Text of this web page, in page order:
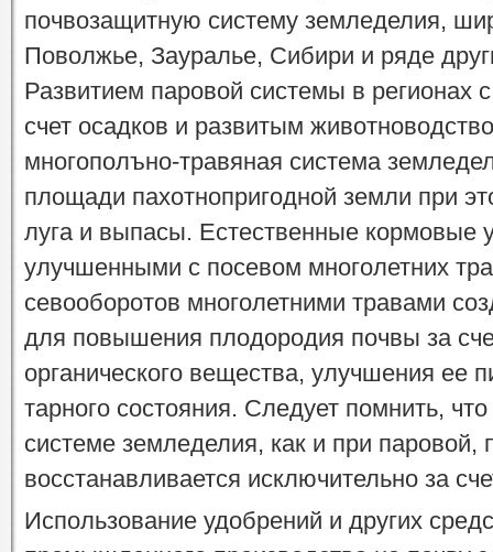
почвозащитную систему земледелия,
Поволжье, Зауралье, Сибири и ряде
Развитием паровой системы в регионах
счет осадков и развитым
многополъно-травяная система
площади пахотнопригодной земли при
луга и выпасы. Естественные кормовые
улучшенными с посевом многолетних
севооборотов многолетними травами
для повышения плодородия почвы за
органического вещества, улучшения ее
тарного состояния. Следует помнить,
системе земледелия, как и при паровой,
восстанавливается исключительно за
Использование удобрений и других